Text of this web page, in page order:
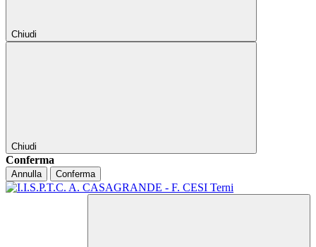
Chiudi
Chiudi
Conferma
Annulla Conferma